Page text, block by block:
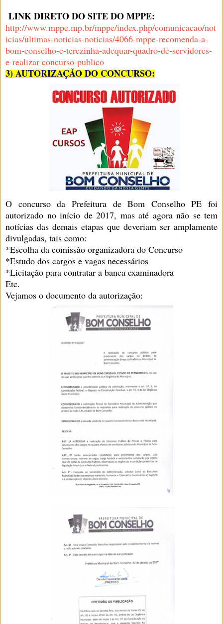
LINK DIRETO DO SITE DO MPPE:
http://www.mppe.mp.br/mppe/index.php/comunicacao/not
icias/ultimas-noticias-noticias/4066-mppe-recomenda-a-
bom-conselho-e-terezinha-adequar-quadro-de-servidores-
e-realizar-concurso-publico
3) AUTORIZAÇÃO DO CONCURSO:
O concurso da Prefeitura de Bom Conselho PE foi
autorizado no início de 2017, mas até agora não se tem
notícias das demais etapas que deveriam ser amplamente
divulgadas, tais como:
*Escolha da comissão organizadora do Concurso
*Estudo dos cargos e vagas necessários
*Licitação para contratar a banca examinadora
Etc.
Vejamos o documento da autorização: